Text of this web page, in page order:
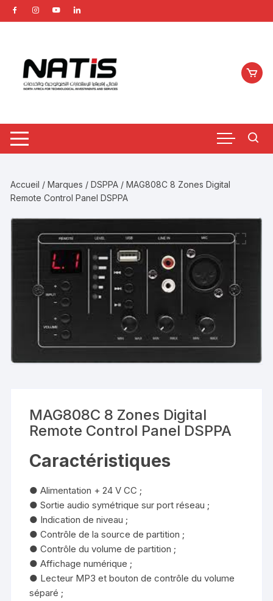
Aller
au
Accueil /Marques /DSPPA / MAG808C 8 Zones Digital
Remote Control Panel DSPPA
MAG808C 8 Zones Digital
Remote Control Panel DSPPA
Caractéristiques
● Alimentation + 24 V CC ;
● Sortie audio symétrique sur port réseau ;
● Indication de niveau ;
● Contrôle de la source de partition ;
● Contrôle du volume de partition ;
● Affichage numérique ;
● Lecteur MP3 et bouton de contrôle du volume
séparé ;